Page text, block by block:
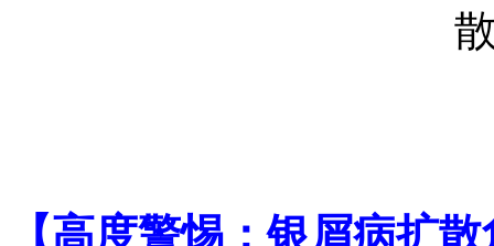
【高度警惕：银屑病扩